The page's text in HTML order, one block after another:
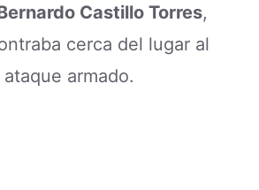
Castillo Torres,
cerca del lugar al
armado.